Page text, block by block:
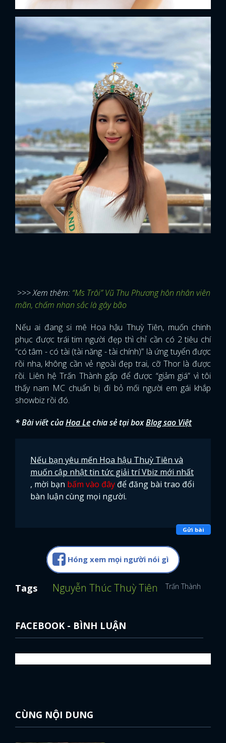
FACEBOOK GOOGLE
>>> Xem thêm: “Ms Trôi” Vũ Thu Phương hôn nhân viên
mãn, chấm nhan sắc là gây bão
Nếu ai đang si mê Hoa hậu Thuỳ Tiên, muốn chinh
phục được trái tim người đẹp thì chỉ cần có 2 tiêu chí
“có tâm - có tài (tài năng - tài chính)” là ứng tuyển được
rồi nha, không cần vẻ ngoài đẹp trai, cỡ Thor là được
rồi. Liên hệ Trấn Thành gấp để được “giảm giá” vì tôi
thấy nam MC chuẩn bị đi bỏ mối người em gái khắp
showbiz rồi đó.
* Bài viết củaHoa Lechia sẻ tại boxBlog sao Việt
Nếu bạn yêu mến Hoa hậu Thuỳ Tiên và
muốn cập nhật tin tức giải trí Vbiz mới nhất
, mời bạn bấm vào đây để đăng bài trao đổi
bàn luận cùng mọi người.
Gửi bài
Hóng xem mọi người nói gì
Tags Nguyễn Thúc Thuỳ Tiên Trấn Thành
FACEBOOK - BÌNH LUẬN
CÙNG NỘI DUNG